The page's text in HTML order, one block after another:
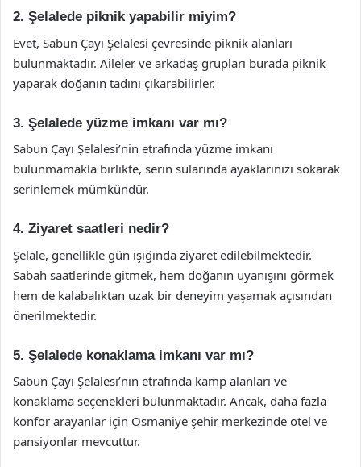
2. Şelalede piknik yapabilir miyim?
Evet, Sabun Çayı Şelalesi çevresinde piknik alanları
bulunmaktadır. Aileler ve arkadaş grupları burada piknik
yaparak doğanın tadını çıkarabilirler.
3. Şelalede yüzme imkanı var mı?
Sabun Çayı Şelalesi’nin etrafında yüzme imkanı
bulunmamakla birlikte, serin sularında ayaklarınızı sokarak
serinlemek mümkündür.
4. Ziyaret saatleri nedir?
Şelale, genellikle gün ışığında ziyaret edilebilmektedir.
Sabah saatlerinde gitmek, hem doğanın uyanışını görmek
hem de kalabalıktan uzak bir deneyim yaşamak açısından
önerilmektedir.
5. Şelalede konaklama imkanı var mı?
Sabun Çayı Şelalesi’nin etrafında kamp alanları ve
konaklama seçenekleri bulunmaktadır. Ancak, daha fazla
konfor arayanlar için Osmaniye şehir merkezinde otel ve
pansiyonlar mevcuttur.